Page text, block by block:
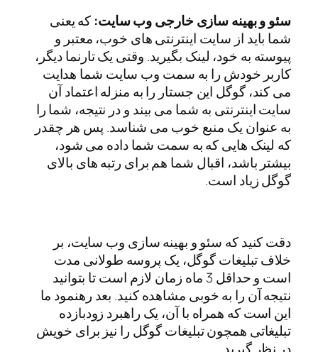
سئو و بهینه سازی خارجی وب سایت: که یعنی
شما باید از سایت اینترنتی های خوب، معتبر و
پیوسته به خود، لینک بگیرید. وقتی یک تارنما دیگر،
کاربر خودش را به سمت وب سایت شما هدایت
می کند، گوگل این جستار را به منزله اعتماد آن
سایت اینترنتی به شما می بیند و در نتیجه، شما را
به عنوان یک منبع خوب می شناسد. پس هر چقدر
که لینک هایی که به سمت شما داده می شود،
بیشتر باشد، اقبال شما هم برای رتبه های بالای
گوگل زیاد است.
دقت کنید که سئو و بهینه سازی وب سایت، بر
خلاف تبلیغات گوگل، یک پروسه طولانی مدت
است و حداقل 3 ماه زمان لازم است تا بتوانید
نتیجه آن را به خوبی مشاهده کنید. بعد رهنمود ما
این است که همراه با آن، یک راهبرد زودبازده
تبلیغاتی همچون تبلیغات گوگل را نیز برای خویش